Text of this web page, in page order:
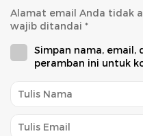
Alamat email Anda tidak
wajib ditandai *
Simpan nama, email,
peramban ini untuk